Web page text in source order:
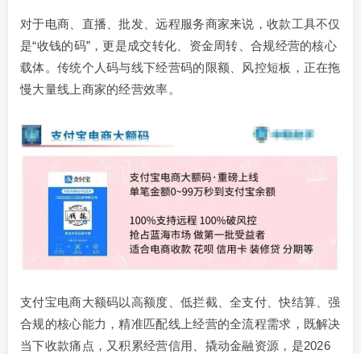
对于电商、直播、批发、远程服务商家来说，收款工具不仅
是“收钱的码”，更是成交转化、资金周转、合规经营的核心
载体。传统个人码与线下经营码的限额、风控短板，正在拖
慢大量线上商家的经营效率。
支付宝电商大额码以高额度、低拦截、全支付、快结算、强
合规的核心能力，精准匹配线上经营的全流程需求，既解决
当下收款痛点，又积累经营信用、撬动金融资源，是2026